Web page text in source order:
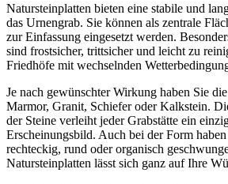
Natursteinplatten bieten eine stabile und
das Urnengrab. Sie können als zentrale
zur Einfassung eingesetzt werden.
sind frostsicher, trittsicher und leicht zu
Friedhöfe mit wechselnden
Je nach gewünschter Wirkung haben Sie
Marmor, Granit, Schiefer oder Kalkstein.
der Steine verleiht jeder Grabstätte ein
Erscheinungsbild. Auch bei der Form
rechteckig, rund oder organisch
Natursteinplatten lässt sich ganz auf Ihre